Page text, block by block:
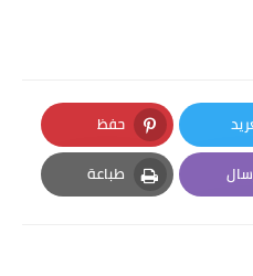
حفظ
Pinterest
طباعة
Print